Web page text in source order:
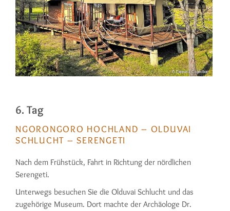
6. Tag
NGORONGORO HOCHLAND – OLDUVAI
SCHLUCHT – SERENGETI
Nach dem Frühstück, Fahrt in Richtung der nördlichen
Serengeti.
Unterwegs besuchen Sie die Olduvai Schlucht und das
zugehörige Museum. Dort machte der Archäologe Dr.